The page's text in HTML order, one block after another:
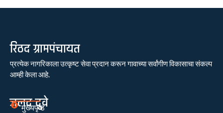
रिठद ग्रामपंचायत
प्रत्येक नागरिकाला उत्कृष्ट सेवा प्रदान करून गावाच्या सर्वांगीण विकासाचा संकल्प
आम्ही केला आहे.
जलद दुवे
मुख्यपृष्ठ